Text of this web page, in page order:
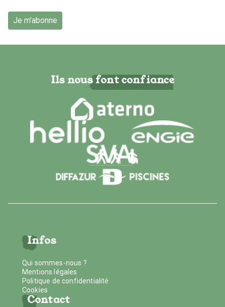
Je m'abonne
Ils nous font confiance
Infos
Qui sommes-nous ?
Mentions légales
Politique de confidentialité
Cookies
Contact